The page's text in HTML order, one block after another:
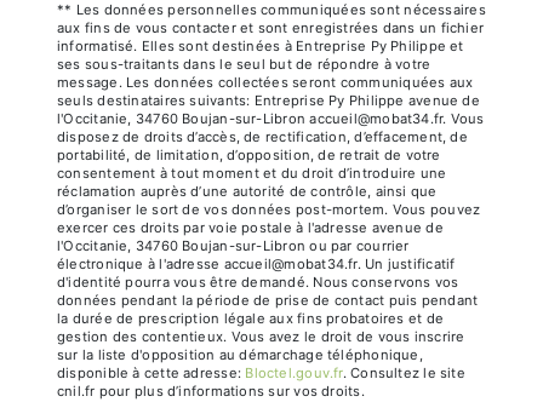
** Les données personnelles communiquées sont nécessaires
aux fins de vous contacter et sont enregistrées dans un fichier
informatisé. Elles sont destinées à Entreprise Py Philippe et
ses sous-traitants dans le seul but de répondre à votre
message. Les données collectées seront communiquées aux
seuls destinataires suivants: Entreprise Py Philippe avenue de
l'Occitanie, 34760 Boujan-sur-Libron accueil@mobat34.fr. Vous
disposez de droits d’accès, de rectification, d’effacement, de
portabilité, de limitation, d’opposition, de retrait de votre
consentement à tout moment et du droit d’introduire une
réclamation auprès d’une autorité de contrôle, ainsi que
d’organiser le sort de vos données post-mortem. Vous pouvez
exercer ces droits par voie postale à l'adresse avenue de
l'Occitanie, 34760 Boujan-sur-Libron ou par courrier
électronique à l'adresse accueil@mobat34.fr. Un justificatif
d'identité pourra vous être demandé. Nous conservons vos
données pendant la période de prise de contact puis pendant
la durée de prescription légale aux fins probatoires et de
gestion des contentieux. Vous avez le droit de vous inscrire
sur la liste d'opposition au démarchage téléphonique,
disponible à cette adresse:
Bloctel.gouv.fr. Consultez le site
cnil.fr pour plus d’informations sur vos droits.